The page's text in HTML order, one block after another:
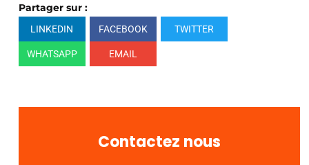
Partager sur :
LINKEDIN FACEBOOK TWITTER
WHATSAPP EMAIL
Contactez nous